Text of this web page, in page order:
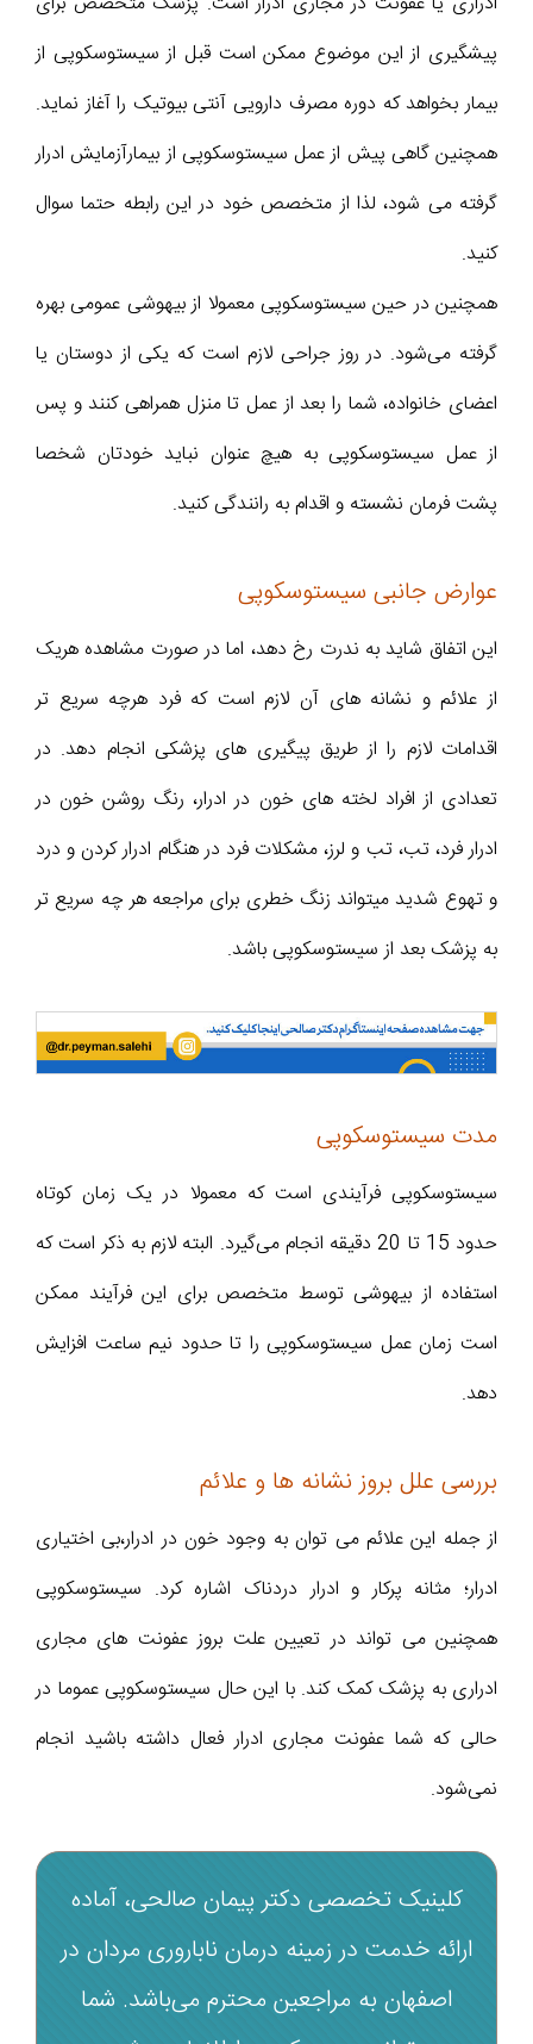
پیشگیری از این موضوع ممکن است قبل از سیستوسکوپی از
بیمار بخواهد که دوره مصرف دارویی آنتی بیوتیک را آغاز نماید.
همچنین گاهی پیش از عمل سیستوسکوپی از بیمارآزمایش ادرار
گرفته می شود، لذا از متخصص خود در این رابطه حتما سوال
کنید.
همچنین در حین سیستوسکوپی معمولا از بیهوشی عمومی بهره
گرفته می‌شود. در روز جراحی لازم است که یکی از دوستان یا
اعضای خانواده، شما را بعد از عمل تا منزل همراهی کنند و پس
از عمل سیستوسکوپی به هیچ عنوان نباید خودتان شخصا
پشت فرمان نشسته و اقدام به رانندگی کنید.
عوارض جانبی سیستوسکوپی
این اتفاق شاید به ندرت رخ دهد، اما در صورت مشاهده هریک
از علائم و نشانه های آن لازم است که فرد هرچه سریع تر
اقدامات لازم را از طریق پیگیری های پزشکی انجام دهد. در
تعدادی از افراد لخته های خون در ادرار، رنگ روشن خون در
ادرار فرد، تب، تب و لرز، مشکلات فرد در هنگام ادرار کردن و درد
و تهوع شدید میتواند زنگ خطری برای مراجعه هر چه سریع تر
به پزشک بعد از سیستوسکوپی باشد.
مدت سیستوسکوپی
سیستوسکوپی فرآیندی است که معمولا در یک زمان کوتاه
حدود 15 تا 20 دقیقه انجام می‌گیرد. البته لازم به ذکر است که
استفاده از بیهوشی توسط متخصص برای این فرآیند ممکن
است زمان عمل سیستوسکوپی را تا حدود نیم ساعت افزایش
دهد.
بررسی علل بروز نشانه ها و علائم
از جمله این علائم می توان به وجود خون در ادرار،بی اختیاری
ادرار؛ مثانه پر‌کار و ادرار دردناک اشاره کرد. سیستوسکوپی
همچنین می تواند در تعیین علت بروز عفونت های مجاری
ادراری به پزشک کمک کند. با این حال سیستوسکوپی عموما در
حالی که شما عفونت مجاری ادرار فعال داشته باشید انجام
نمی‌شود.
کلینیک تخصصی دکتر پیمان صالحی، آماده
ارائه خدمت در زمینه درمان ناباروری مردان در
اصفهان به مراجعین محترم می‌باشد. شما